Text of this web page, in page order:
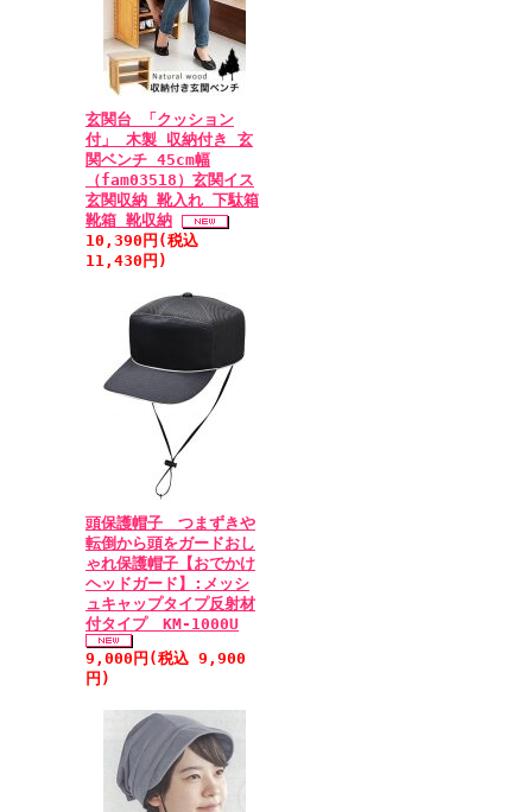
玄関台 「クッション
付」 木製 収納付き 玄
関ベンチ 45cm幅
（fam03518）玄関イス
玄関収納 靴入れ 下駄箱
靴箱 靴収納
10,390円(税込
11,430円)
頭保護帽子 つまずきや
転倒から頭をガードおし
ゃれ保護帽子【おでかけ
ヘッドガード】:メッシ
ュキャップタイプ反射材
付タイプ KM-1000U
9,000円(税込 9,900
円)